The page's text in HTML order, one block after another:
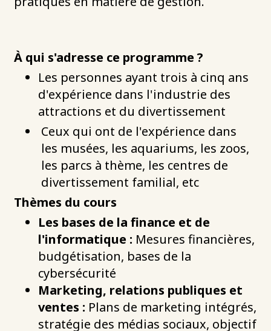
À qui s'adresse ce programme ?
Les personnes ayant trois à cinq ans
d'expérience dans l'industrie des
attractions et du divertissement
Ceux qui ont de l'expérience dans
les musées, les aquariums, les zoos,
les parcs à thème, les centres de
divertissement familial, etc
Thèmes du cours
Les bases de la finance et de
l'informatique : Mesures financières,
budgétisation, bases de la
cybersécurité
Marketing, relations publiques et
ventes : Plans de marketing intégrés,
stratégie des médias sociaux, objectif